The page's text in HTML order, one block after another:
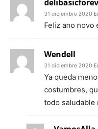
31 diciembre 2020
Feliz ano novo
Wendell
31 diciembre 2020
Ya queda
costumbres,
todo saludable